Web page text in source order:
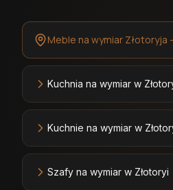
Meble na wymiar Złotoryja
Kuchnia na wymiar w
Kuchnie na wymiar w
Szafy na wymiar w Złotoryi